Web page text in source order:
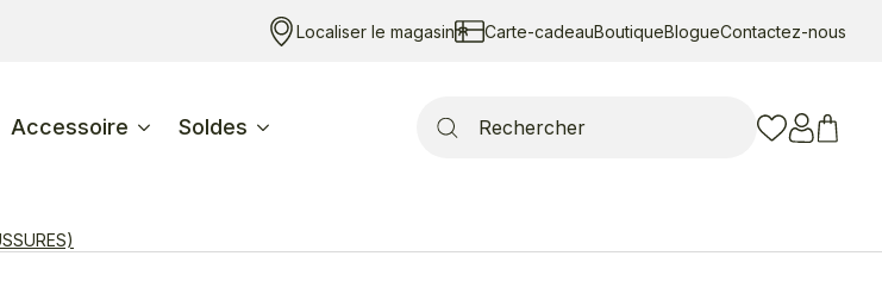
Localiser le magasin Carte-cadeauBoutiqueBlogueContactez-nous
Accessoire Soldes
for: